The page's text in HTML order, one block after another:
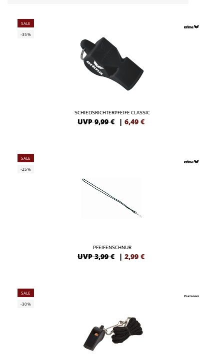
SALE
-35%
SCHIEDSRICHTERPFEIFE CLASSIC
UVP 9,99 € | 6,49 €
SALE
-25%
PFEIFENSCHNUR
UVP 3,99 € | 2,99 €
SALE
-30%